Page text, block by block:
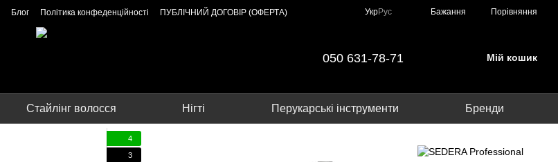
Блог Політика конфеденційності
ПУБЛІЧНИЙ ДОГОВІР (ОФЕРТА)
УкрРус Бажання Порівняння
050 631-78-71 Мій кошик
Стайлінг волосся Нігті Перукарські інструменти Бренди
4
3